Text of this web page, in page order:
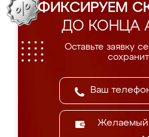
ФИКСИРУЕМ
ДО КОНЦА
Оставьте заявку